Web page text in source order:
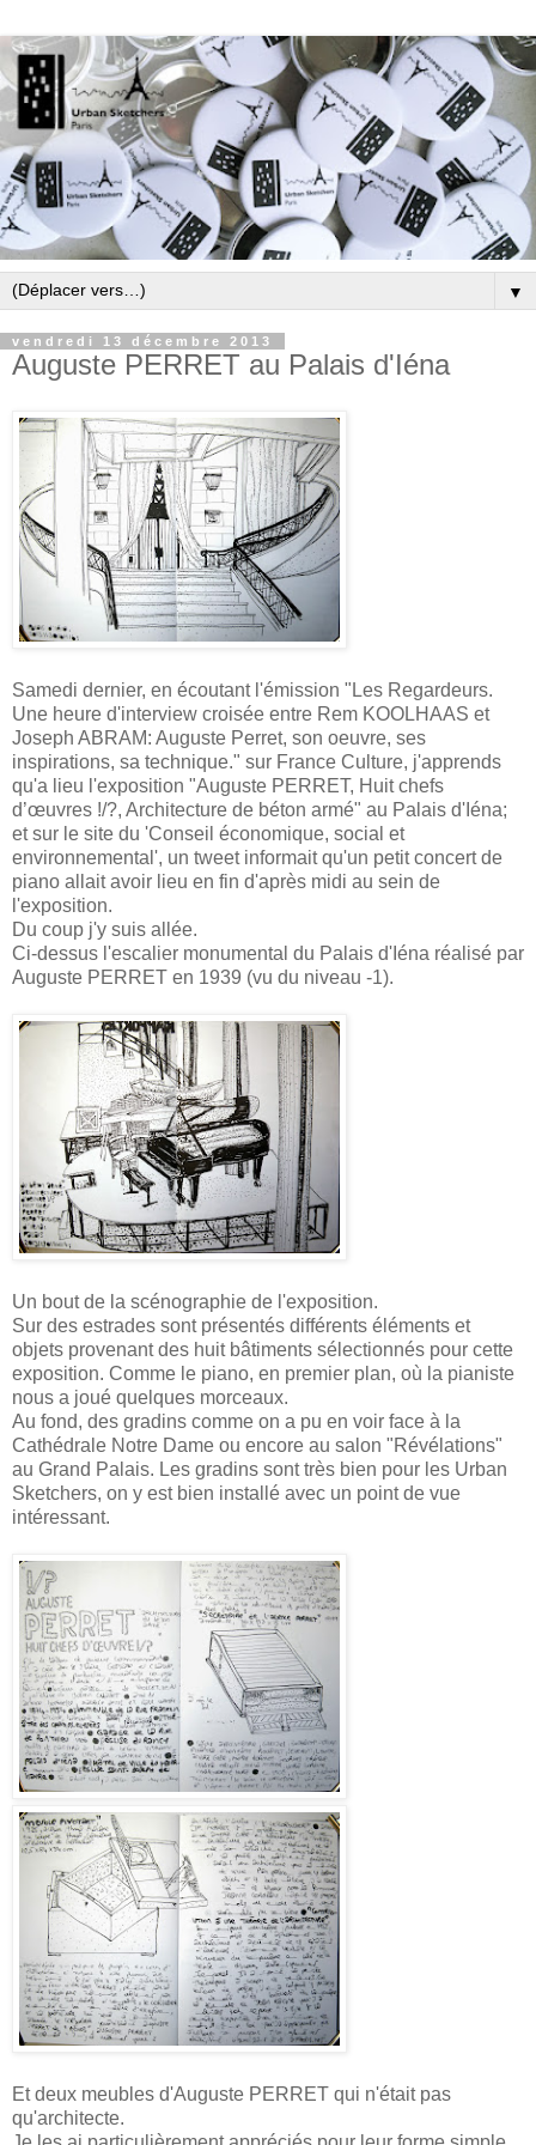
▼
vendredi 13 décembre 2013
Auguste PERRET au Palais d'Iéna
Samedi dernier, en écoutant l'émission "Les Regardeurs.
Une heure d'interview croisée entre Rem KOOLHAAS et
Joseph ABRAM: Auguste Perret, son oeuvre, ses
inspirations, sa technique." sur France Culture, j'apprends
qu'a lieu l'exposition "Auguste PERRET, Huit chefs
d’œuvres !/?, Architecture de béton armé" au Palais d'Iéna;
et sur le site du 'Conseil économique, social et
environnemental', un tweet informait qu'un petit concert de
piano allait avoir lieu en fin d'après midi au sein de
l'exposition.
Du coup j'y suis allée.
Ci-dessus l'escalier monumental du Palais d'Iéna réalisé par
Auguste PERRET en 1939 (vu du niveau -1).
Un bout de la scénographie de l'exposition.
Sur des estrades sont présentés différents éléments et
objets provenant des huit bâtiments sélectionnés pour cette
exposition. Comme le piano, en premier plan, où la pianiste
nous a joué quelques morceaux.
Au fond, des gradins comme on a pu en voir face à la
Cathédrale Notre Dame ou encore au salon "Révélations"
au Grand Palais. Les gradins sont très bien pour les Urban
Sketchers, on y est bien installé avec un point de vue
intéressant.
Et deux meubles d'Auguste PERRET qui n'était pas
qu'architecte.